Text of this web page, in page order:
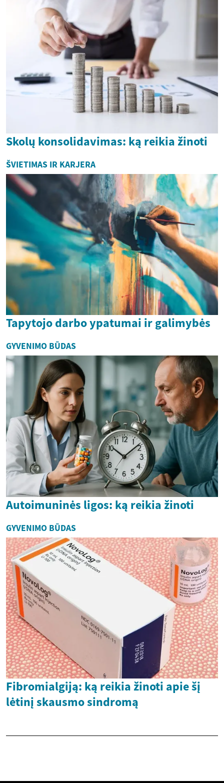
Skolų konsolidavimas: ką reikia žinoti
ŠVIETIMAS IR KARJERA
Tapytojo darbo ypatumai ir galimybės
GYVENIMO BŪDAS
Autoimuninės ligos: ką reikia žinoti
GYVENIMO BŪDAS
Fibromialgiją: ką reikia žinoti apie šį
lėtinį skausmo sindromą